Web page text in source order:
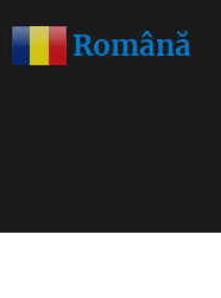
was called
Română